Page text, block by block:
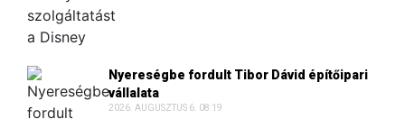
Nyereségbe fordult Tibor Dávid építőipari
vállalata
2026. AUGUSZTUS 6. 08:19